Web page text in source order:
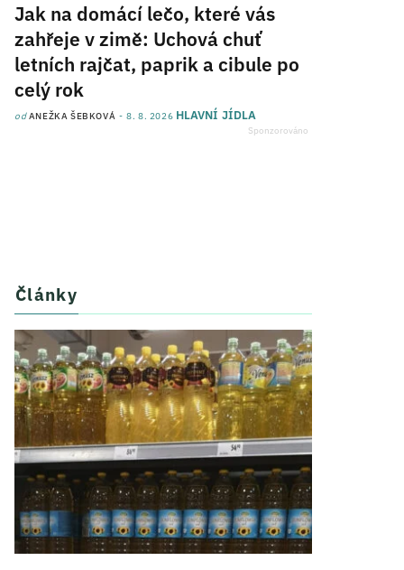
Jak na domácí lečo, které vás
zahřeje v zimě: Uchová chuť
letních rajčat, paprik a cibule po
celý rok
odANEŽKA ŠEBKOVÁ 8. 8. 2026 HLAVNÍ JÍDLA
Články